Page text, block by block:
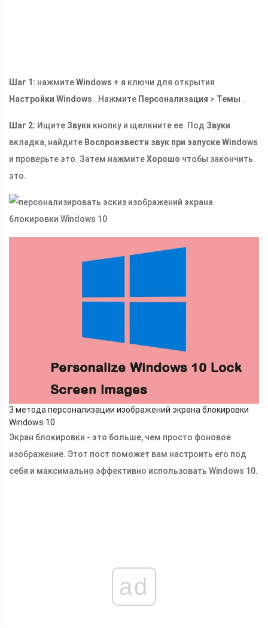
Шаг 1: нажмитеWindows + я ключи для открытия
Настройки Windows . Нажмите Персонализация > Темы .
Шаг 2: Ищите Звуки кнопку и щелкните ее. Под Звуки
вкладка, найдите Воспроизвести звук при запуске Windows
и проверьте это. Затем нажмитеХорошо чтобы закончить
это.
3 метода персонализации изображений экрана блокировки
Windows 10
Экран блокировки - это больше, чем просто фоновое
изображение. Этот пост поможет вам настроить его под
себя и максимально эффективно использовать Windows 10.
ad